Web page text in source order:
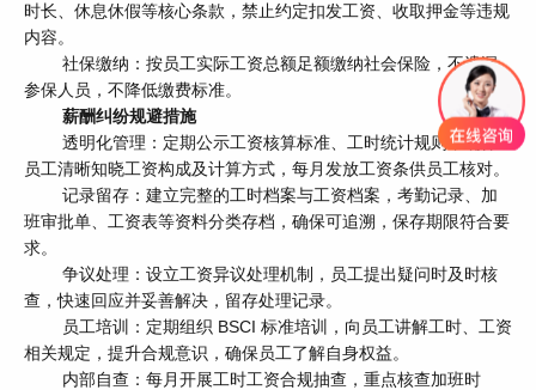
时长、休息休假等核心条款，禁止约定扣发工资、收取押金等违规
内容。
社保缴纳：按员工实际工资总额足额缴纳社会保险，不遗漏
参保人员，不降低缴费标准。
薪酬纠纷规避措施
透明化管理：定期公示工资核算标准、工时统计规则，确保
员工清晰知晓工资构成及计算方式，每月发放工资条供员工核对。
记录留存：建立完整的工时档案与工资档案，考勤记录、加
班审批单、工资表等资料分类存档，确保可追溯，保存期限符合要
求。
争议处理：设立工资异议处理机制，员工提出疑问时及时核
查，快速回应并妥善解决，留存处理记录。
员工培训：定期组织 BSCI 标准培训，向员工讲解工时、工资
相关规定，提升合规意识，确保员工了解自身权益。
内部自查：每月开展工时工资合规抽查，重点核查加班时